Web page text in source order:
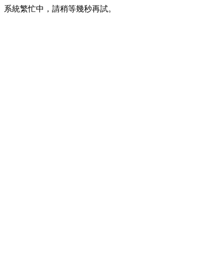
系統繁忙中，請稍等幾秒再試。